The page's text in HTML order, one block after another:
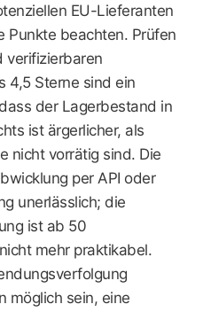
EU-Lieferanten
Punkte beachten. Prüfen
verifizierbaren
4,5 Sterne sind ein
der Lagerbestand in
ist ärgerlicher, als
nicht vorrätig sind. Die
per API oder
unerlässlich; die
ist ab 50
mehr praktikabel.
möglich sein, eine